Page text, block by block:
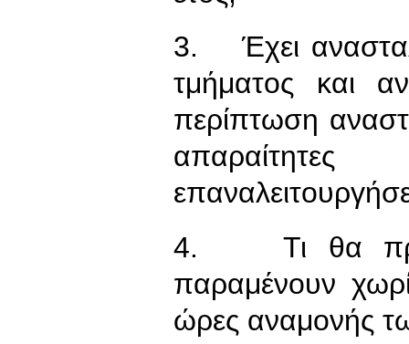
3. Έχει
τμήματος και
περίπτωση
4. Τι θα
παραμένουν
ώρες αναμονής